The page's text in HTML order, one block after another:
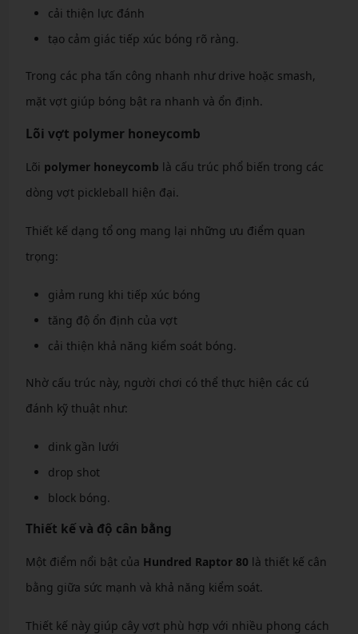
cải thiện lực đánh
tạo cảm giác tiếp xúc bóng rõ ràng.
Trong các pha tấn công nhanh như drive hoặc smash,
mặt vợt giúp bóng bật ra nhanh và ổn định.
Lõi vợt polymer honeycomb
Lõi polymer honeycomb là cấu trúc phổ biến trong các
dòng vợt pickleball hiện đại.
Thiết kế dạng tổ ong mang lại những ưu điểm quan
trọng:
giảm rung khi tiếp xúc bóng
tăng độ ổn định của vợt
cải thiện khả năng kiểm soát bóng.
Nhờ cấu trúc này, người chơi có thể thực hiện các cú
đánh kỹ thuật như:
dink gần lưới
drop shot
block bóng.
Thiết kế và độ cân bằng
Một điểm nổi bật của Hundred Raptor 80 là thiết kế cân
bằng giữa sức mạnh và khả năng kiểm soát.
Thiết kế này giúp cây vợt phù hợp với nhiều phong cách